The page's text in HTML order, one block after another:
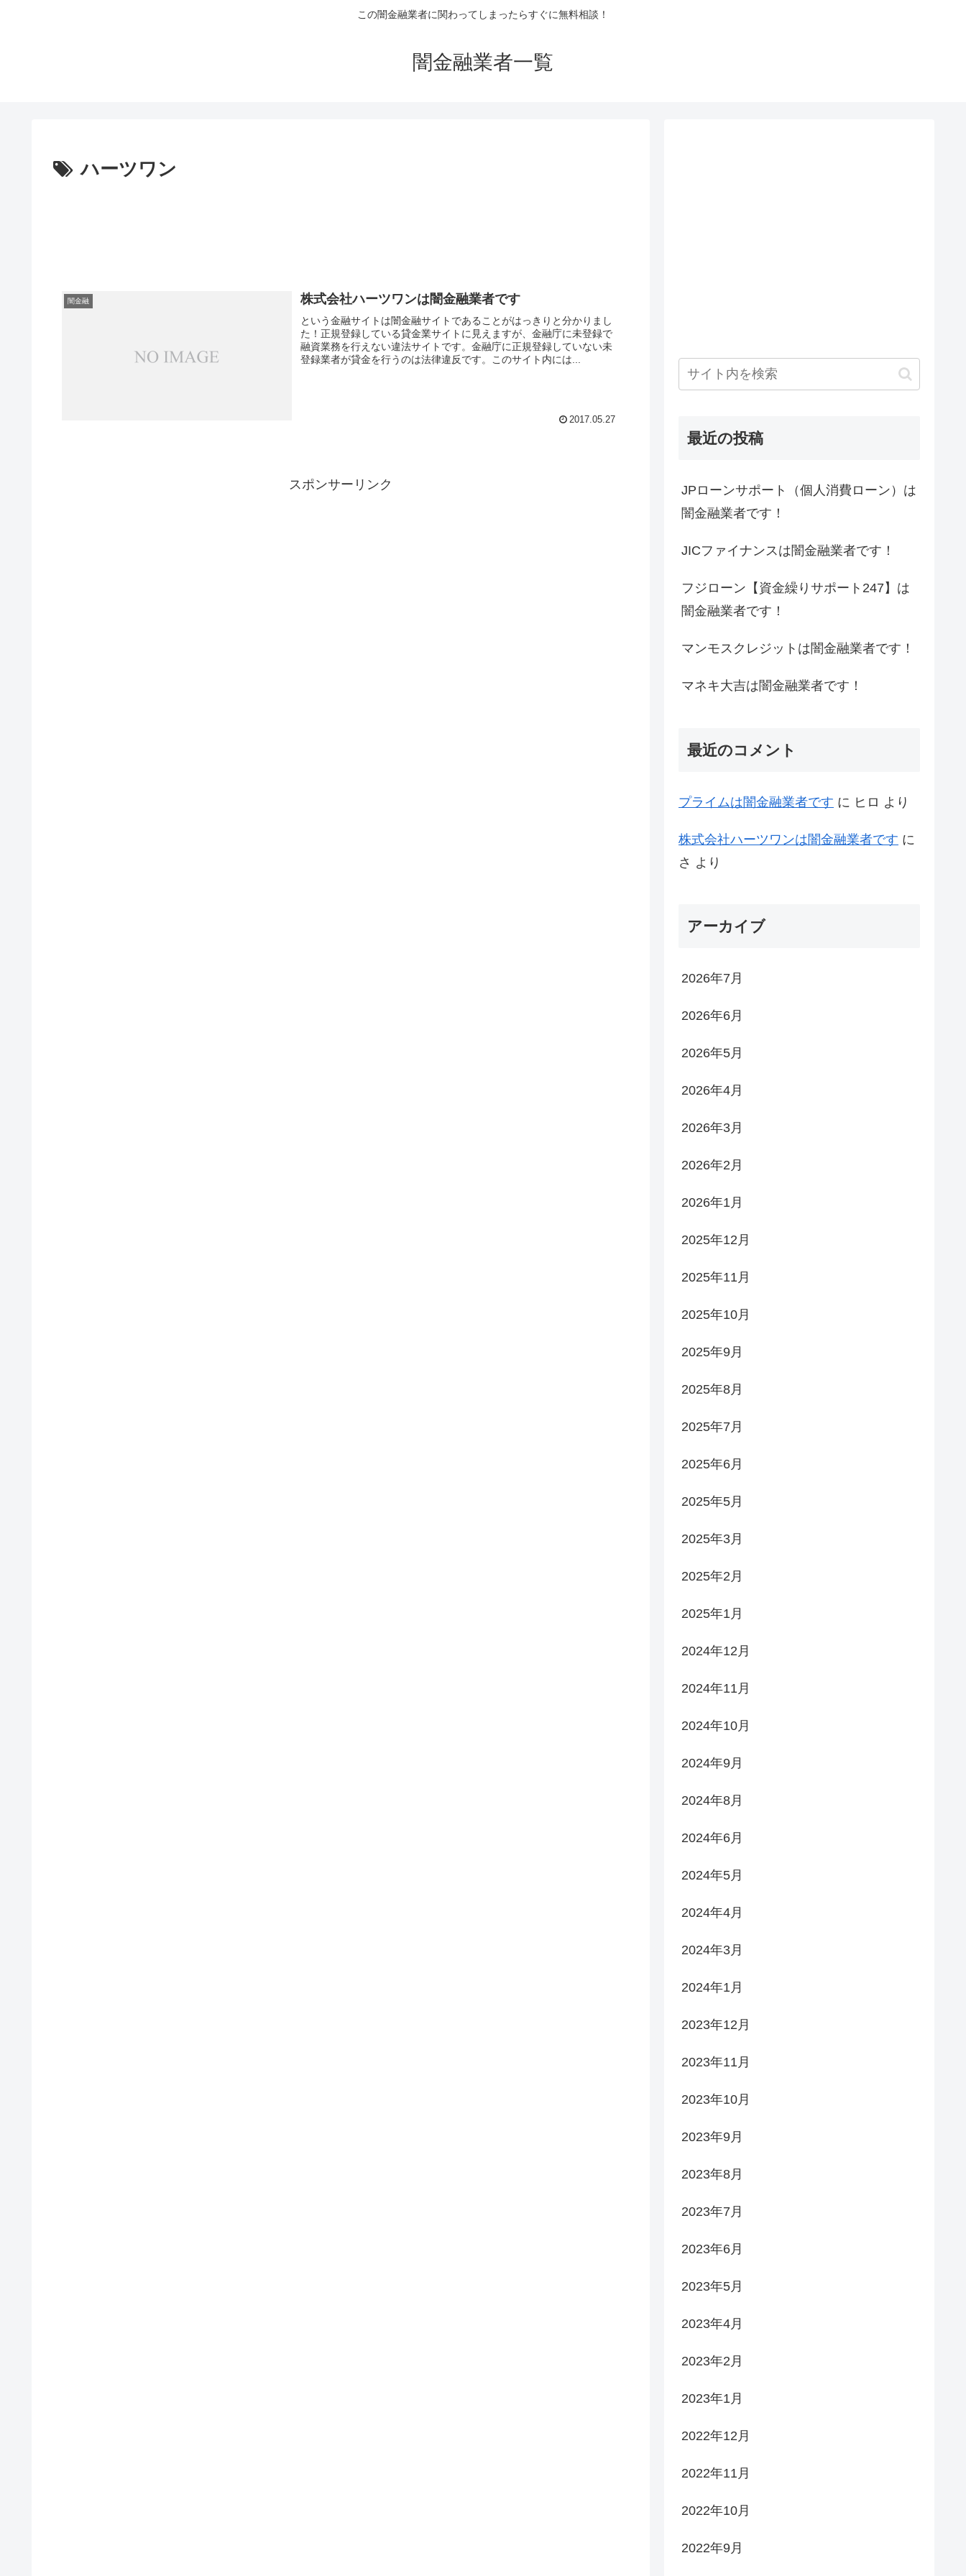
この闇金融業者に関わってしまったらすぐに無料相談！
闇金融業者一覧
ハーツワン
闇金融 株式会社ハーツワンは闇金融業者です
という金融サイトは闇金融サイトであることがはっきりと分かりまし
た！正規登録している貸金業サイトに見えますが、金融庁に未登録で
融資業務を行えない違法サイトです。金融庁に正規登録していない未
登録業者が貸金を行うのは法律違反です。このサイト内には...
2017.05.27
スポンサーリンク
最近の投稿
JPローンサポート（個人消費ローン）は
闇金融業者です！
JICファイナンスは闇金融業者です！
フジローン【資金繰りサポート247】は
闇金融業者です！
マンモスクレジットは闇金融業者です！
マネキ大吉は闇金融業者です！
最近のコメント
プライム は闇金融業者です に ヒロ より
株式会社ハーツワンは闇金融業者です に
さ より
アーカイブ
2026年7月
2026年6月
2026年5月
2026年4月
2026年3月
2026年2月
2026年1月
2025年12月
2025年11月
2025年10月
2025年9月
2025年8月
2025年7月
2025年6月
2025年5月
2025年3月
2025年2月
2025年1月
2024年12月
2024年11月
2024年10月
2024年9月
2024年8月
2024年6月
2024年5月
2024年4月
2024年3月
2024年1月
2023年12月
2023年11月
2023年10月
2023年9月
2023年8月
2023年7月
2023年6月
2023年5月
2023年4月
2023年2月
2023年1月
2022年12月
2022年11月
2022年10月
2022年9月